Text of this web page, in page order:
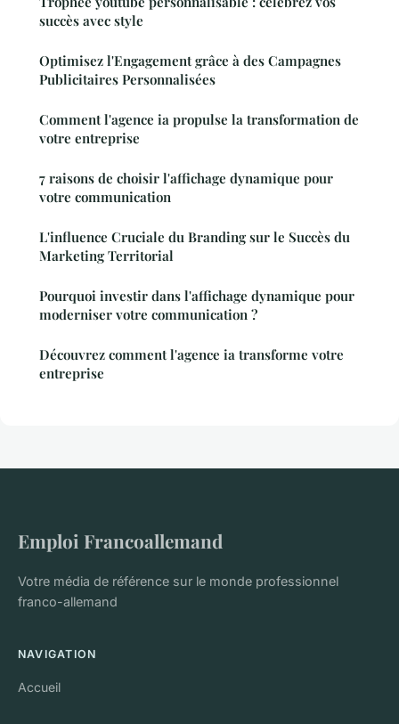
succès avec style
Optimisez l'Engagement grâce à des Campagnes
Publicitaires Personnalisées
Comment l'agence ia propulse la transformation de
votre entreprise
7 raisons de choisir l'affichage dynamique pour
votre communication
L'influence Cruciale du Branding sur le Succès du
Marketing Territorial
Pourquoi investir dans l'affichage dynamique pour
moderniser votre communication ?
Découvrez comment l'agence ia transforme votre
entreprise
Emploi Francoallemand
Votre média de référence sur le monde professionnel
franco-allemand
NAVIGATION
Accueil